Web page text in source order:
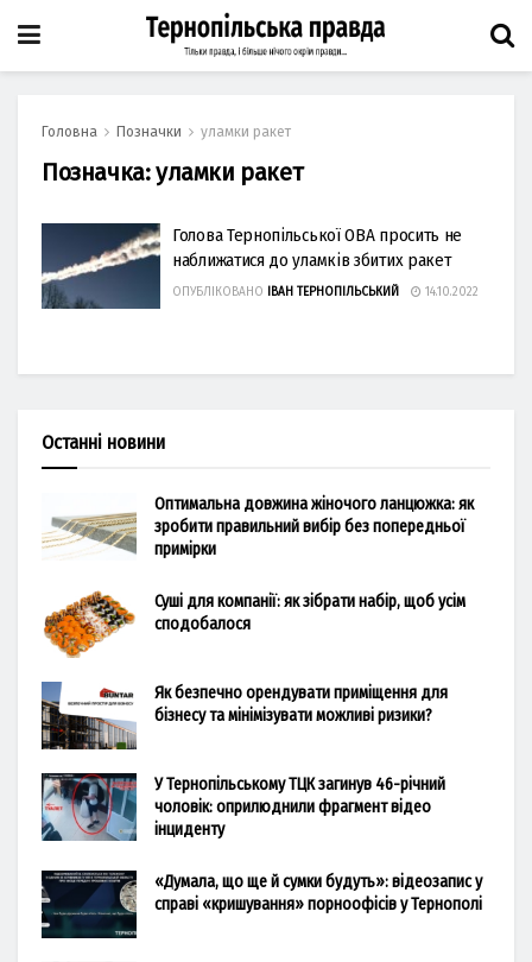
Головна Позначки уламки ракет
Позначка:уламки ракет
Голова Тернопільської ОВА просить не
наближатися до уламків збитих ракет
ОПУБЛІКОВАНО ІВАН ТЕРНОПІЛЬСЬКИЙ 14.10.2022
Останні новини
Оптимальна довжина жіночого ланцюжка: як
зробити правильний вибір без попередньої
примірки
Суші для компанії: як зібрати набір, щоб усім
сподобалося
Як безпечно орендувати приміщення для
бізнесу та мінімізувати можливі ризики?
У Тернопільському ТЦК загинув 46-річний
чоловік: оприлюднили фрагмент відео
інциденту
«Думала, що ще й сумки будуть»: відеозапис у
справі «кришування» порноофісів у Тернополі